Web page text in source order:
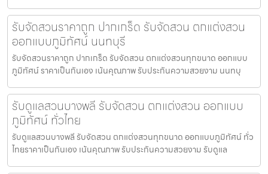
รับจัดสวนราคาถูก ปากเกร็ด รับจัดสวน ตกแต่งสวน
ออกแบบภูมิทัศน์ นนทบุรี
รับจัดสวนราคาถูก ปากเกร็ด รับจัดสวน ตกแต่งสวนทุกขนาด ออกแบบ
ภูมิทัศน์ ราคาเป็นกันเอง เน้นคุณภาพ รับประกันความสวยงาม นนทบุ
รับดูแลสวนบางพลี รับจัดสวน ตกแต่งสวน ออกแบบ
ภูมิทัศน์ ทั่วไทย
รับดูแลสวนบางพลี รับจัดสวน ตกแต่งสวนทุกขนาด ออกแบบภูมิทัศน์ ทั่ว
ไทยราคาเป็นกันเอง เน้นคุณภาพ รับประกันความสวยงาม รับดูแล